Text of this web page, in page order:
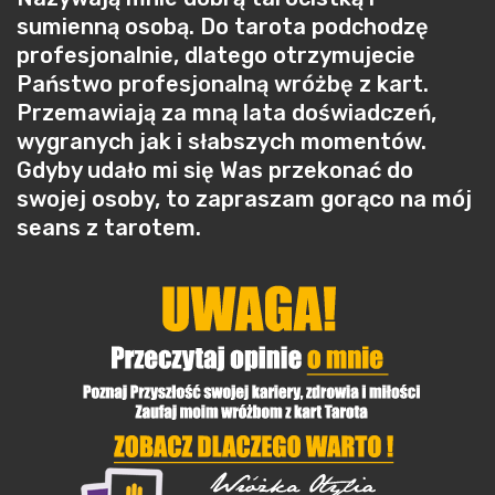
sumienną osobą. Do tarota podchodzę
profesjonalnie, dlatego otrzymujecie
Państwo profesjonalną wróżbę z kart.
Przemawiają za mną lata doświadczeń,
wygranych jak i słabszych momentów.
Gdyby udało mi się Was przekonać do
swojej osoby, to zapraszam gorąco na mój
seans z tarotem.